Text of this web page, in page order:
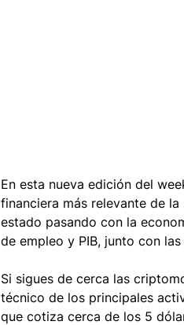
En esta nueva edición del
financiera más relevante de
estado pasando con la
de empleo y PIB, junto con
Si sigues de cerca las
técnico de los principales
que cotiza cerca de los 5